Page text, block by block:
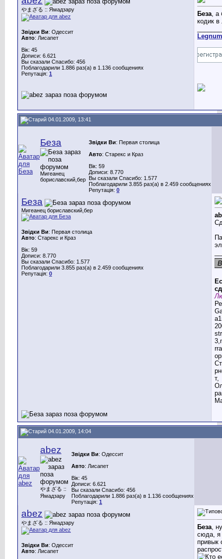
やまざる :: Ямадзару
Звідки Ви: Одессит
Авто: Лисапет
Вік: 45
Дописи: 6.621
Вы сказали Спасибо: 456
Поблагодарили 1.886 раз(а) в 1.136 сообщениях
Репутація: 1
Беза ,
кодик в
Legnum
04.01.2009, 13:41
Беза
Мигеанец
бориславский,бер
Звідки Ви: Первая столица
Авто: Старекс и Краз
Вік: 59
Дописи: 8.770
Вы сказали Спасибо: 1.577
Поблагодарили 3.855 раз(а) в 2.459 сообщениях
Репутація: 0
Беза
Мигеанец бориславский,бер
Звідки Ви: Первая столица
Авто: Старекс и Краз
Вік: 59
Дописи: 8.770
Вы сказали Спасибо: 1.577
Поблагодарили 3.855 раз(а) в 2.459 сообщениях
Репутація: 0
т,
04.01.2009, 14:04
abez
やまざる ::
Ямадзару
Звідки Ви: Одессит
Авто: Лисапет
Вік: 45
Дописи: 6.621
Вы сказали Спасибо: 456
Поблагодарили 1.886 раз(а) в 1.136 сообщениях
Репутація: 1
abez
やまざる :: Ямадзару
Звідки Ви: Одессит
Авто: Лисапет
Беза ,
сюда, я
привык